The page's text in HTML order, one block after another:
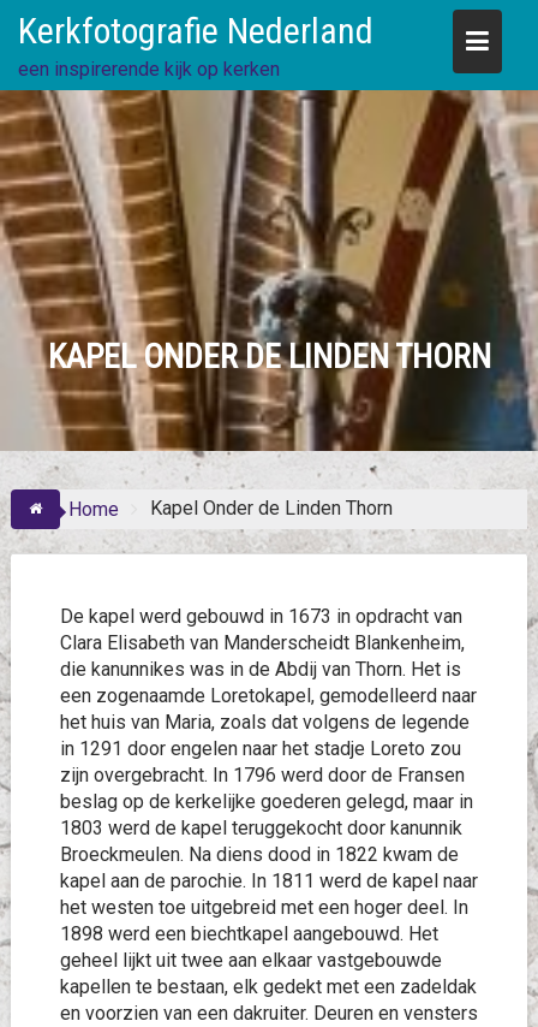
content
Kerkfotografie Nederland
een inspirerende kijk op kerken
KAPEL ONDER DE LINDEN THORN
Home Kapel Onder de Linden Thorn
De kapel werd gebouwd in 1673 in opdracht van
Clara Elisabeth van Manderscheidt Blankenheim,
die kanunnikes was in de Abdij van Thorn. Het is
een zogenaamde Loretokapel, gemodelleerd naar
het huis van Maria, zoals dat volgens de legende
in 1291 door engelen naar het stadje Loreto zou
zijn overgebracht. In 1796 werd door de Fransen
beslag op de kerkelijke goederen gelegd, maar in
1803 werd de kapel teruggekocht door kanunnik
Broeckmeulen. Na diens dood in 1822 kwam de
kapel aan de parochie. In 1811 werd de kapel naar
het westen toe uitgebreid met een hoger deel. In
1898 werd een biechtkapel aangebouwd. Het
geheel lijkt uit twee aan elkaar vastgebouwde
kapellen te bestaan, elk gedekt met een zadeldak
en voorzien van een dakruiter. Deuren en vensters